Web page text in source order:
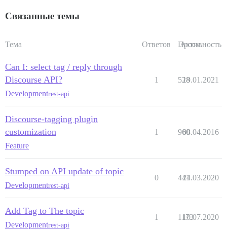
Связанные темы
Тема Ответов Просм.
Активность
Can I: select tag / reply through
Discourse API?
Developmentrest-api
1 528
19.01.2021
Discourse-tagging plugin
customization
Feature
1 960
08.04.2016
Stumped on API update of topic
Developmentrest-api
0 441
24.03.2020
Add Tag to The topic
Developmentrest-api
1 1173
10.07.2020